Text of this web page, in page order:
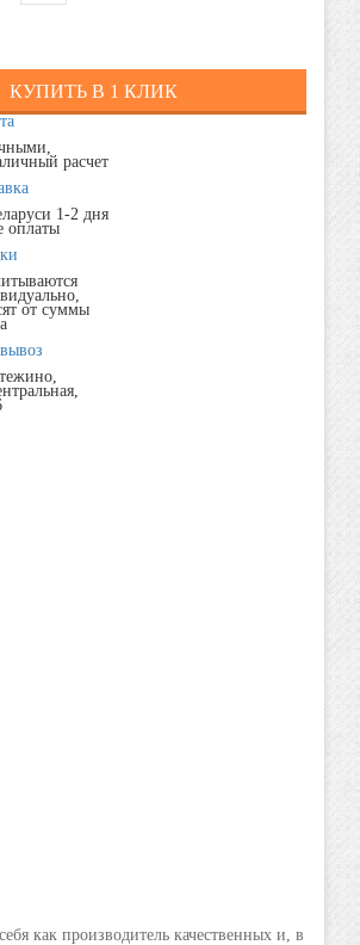
КУПИТЬ В 1 КЛИК
расчет
1-2 дня
оплаты
от суммы
как производитель качественных и, в